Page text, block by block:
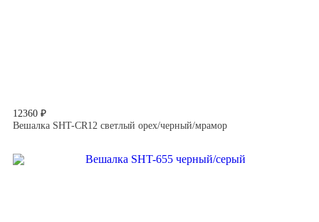
12360 ₽
Вешалка SHT-CR12 светлый орех/черный/мрамор